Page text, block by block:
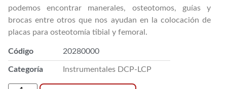
podemos encontrar manerales, osteotomos, guías y
brocas entre otros que nos ayudan en la colocación de
placas para osteotomía tibial y femoral.
Código 20280000
Categoría Instrumentales DCP-LCP